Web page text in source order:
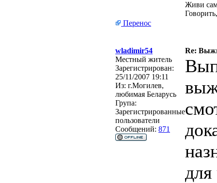
Живи
Перенос
wladimir54
Re:
Местный житель
Зарегистрирован:
25/11/2007 19:11
Из: г.Могилев,
любимая Беларусь
Група:
Зарегистрированные
пользователи
Сообщений: 871
для